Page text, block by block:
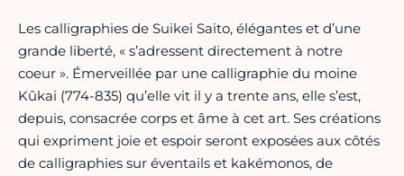
Les calligraphies de Suikei Saito, élégantes et d’une
grande liberté, « s’adressent directement à notre
coeur ». Émerveillée par une calligraphie du moine
Kûkai (774-835) qu’elle vit il y a trente ans, elle s’est,
depuis, consacrée corps et âme à cet art. Ses créations
qui expriment joie et espoir seront exposées aux côtés
de calligraphies sur éventails et kakémonos, de